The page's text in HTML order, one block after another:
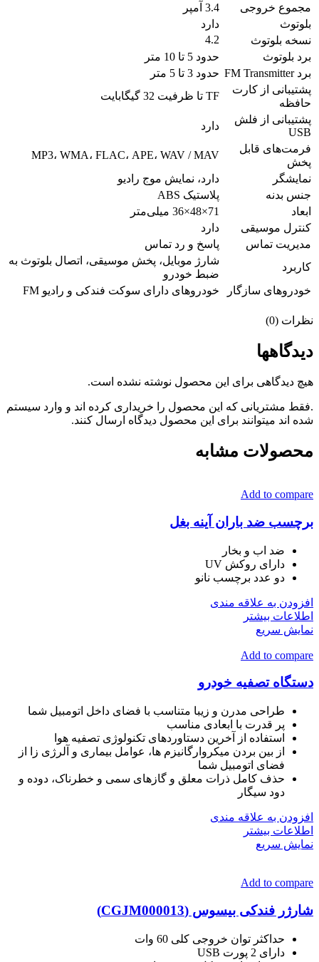
مجموع خروجی
3.4 آمپر
بلوتوث
دارد
نسخه بلوتوث
4.2
برد بلوتوث
حدود 5 تا 10 متر
برد FM Transmitter
حدود 3 تا 5 متر
پشتیبانی از کارت
حافظه
TF تا ظرفیت 32 گیگابایت
پشتیبانی از فلش
USB
دارد
فرمت‌های قابل
پخش
MP3، WMA، FLAC، APE، WAV / MAV
نمایشگر
دارد، نمایش موج رادیو
جنس بدنه
پلاستیک ABS
ابعاد
71×48×36 میلی‌متر
کنترل موسیقی
دارد
مدیریت تماس
پاسخ و رد تماس
کاربرد
شارژ موبایل، پخش موسیقی، اتصال بلوتوث به
ضبط خودرو
خودروهای سازگار
خودروهای دارای سوکت فندکی و رادیو FM
نظرات (0)
دیدگاهها
هیچ دیدگاهی برای این محصول نوشته نشده است.
.فقط مشتریانی که این محصول را خریداری کرده اند و وارد سیستم
شده اند میتوانند برای این محصول دیدگاه ارسال کنند.
محصولات مشابه
Add to compare
برچسب ضد باران آینه بغل
ضد اب و بخار
دارای روکش UV
دو عدد برچسب نانو
افزودن به علاقه مندی
اطلاعات بیشتر
نمایش سریع
Add to compare
دستگاه تصفیه خودرو
طراحی مدرن و زیبا متناسب با فضای داخل اتومبیل شما
پر قدرت با ابعادی مناسب
استفاده از آخرین دستاوردهای تکنولوژی تصفیه هوا
از بین بردن میکروارگانیزم ها، عوامل بیماری و آلرژی زا از
فضای اتومبیل شما
حذف کامل ذرات معلق و گازهای سمی و خطرناک، دوده و
دود سیگار
افزودن به علاقه مندی
اطلاعات بیشتر
نمایش سریع
Add to compare
شارژر فندکی بیسوس (CGJM000013)
حداکثر توان خروجی کلی 60 وات
دارای 2 پورت USB